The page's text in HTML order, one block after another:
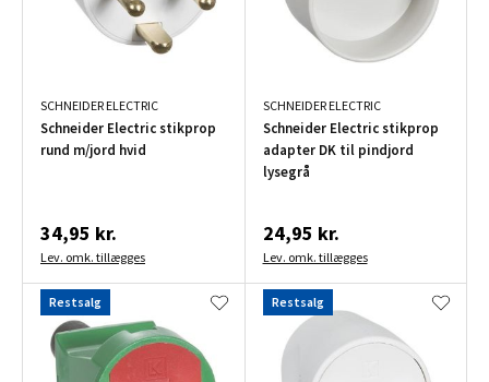
SCHNEIDER ELECTRIC
Schneider Electric stikprop
rund m/jord hvid
34,95 kr.
Lev. omk. tillægges
SCHNEIDER ELECTRIC
Schneider Electric stikprop
adapter DK til pindjord
lysegrå
24,95 kr.
Lev. omk. tillægges
Restsalg Restsalg